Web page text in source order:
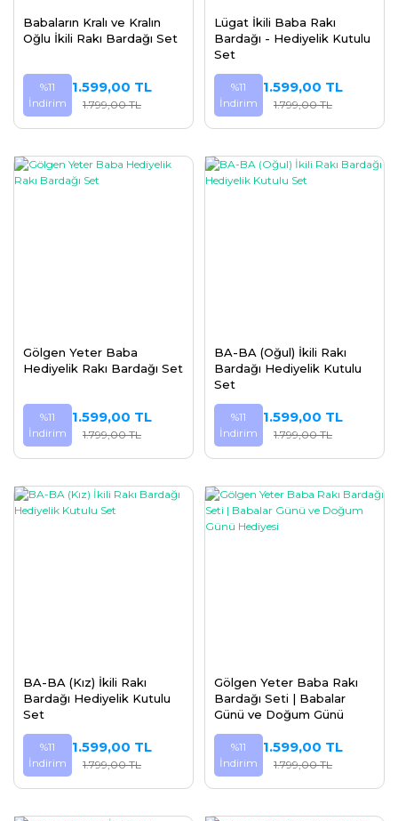
Babaların Kralı ve Kralın
Oğlu İkili Rakı Bardağı Set
%11
İndirim
1.599,00 TL
1.799,00 TL
Lügat İkili Baba Rakı
Bardağı - Hediyelik Kutulu
Set
%11
İndirim
1.599,00 TL
1.799,00 TL
Gölgen Yeter Baba
Hediyelik Rakı Bardağı Set
%11
İndirim
1.599,00 TL
1.799,00 TL
BA-BA (Oğul) İkili Rakı
Bardağı Hediyelik Kutulu
Set
%11
İndirim
1.599,00 TL
1.799,00 TL
BA-BA (Kız) İkili Rakı
Bardağı Hediyelik Kutulu
Set
%11
İndirim
1.599,00 TL
1.799,00 TL
Gölgen Yeter Baba Rakı
Bardağı Seti | Babalar
Günü ve Doğum Günü
%11
İndirim
1.599,00 TL
1.799,00 TL